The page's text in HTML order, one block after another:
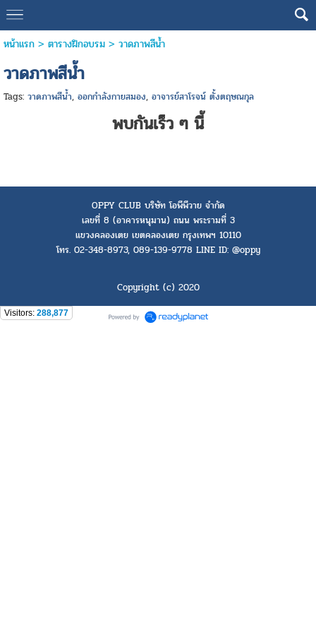
หน้าแรก> ตารางฝึกอบรม > วาดภาพสีน้ำ
วาดภาพสีน้ำ
Tags: วาดภาพสีน้ำ, ออกกำลังกายสมอง, อาจารย์สาโรจน์ ตั้งตฤษณกุล
พบกันเร็ว ๆ นี้
OPPY CLUB บริษัท โอพีพีวาย จำกัด
เลขที่ 8 (อาคารหนุมาน) ถนน พระรามที่ 3
แขวงคลองเตย เขตคลองเตย กรุงเทพฯ 10110
โทร. 02-348-8973, 089-139-9778 LINE ID: @oppy
Copyright (c) 2020
Visitors: 288,877